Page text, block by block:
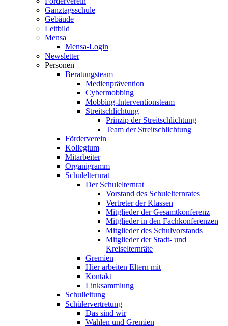
Ganztagsschule
Gebäude
Leitbild
Mensa
Mensa-Login
Newsletter
Personen
Beratungsteam
Medienprävention
Cybermobbing
Mobbing-Interventionsteam
Streitschlichtung
Prinzip der Streitschlichtung
Team der Streitschlichtung
Förderverein
Kollegium
Mitarbeiter
Organigramm
Schulelternrat
Der Schulelternrat
Vorstand des Schulelternrates
Vertreter der Klassen
Mitglieder der Gesamtkonferenz
Mitglieder in den Fachkonferenzen
Mitglieder des Schulvorstands
Mitglieder der Stadt- und
Kreiselternräte
Gremien
Hier arbeiten Eltern mit
Kontakt
Linksammlung
Schulleitung
Schülervertretung
Das sind wir
Wahlen und Gremien